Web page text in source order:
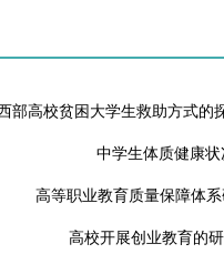
部高校贫困大学生救助方式的
中学生体质健康状
高等职业教育质量保障体系
高校开展创业教育的